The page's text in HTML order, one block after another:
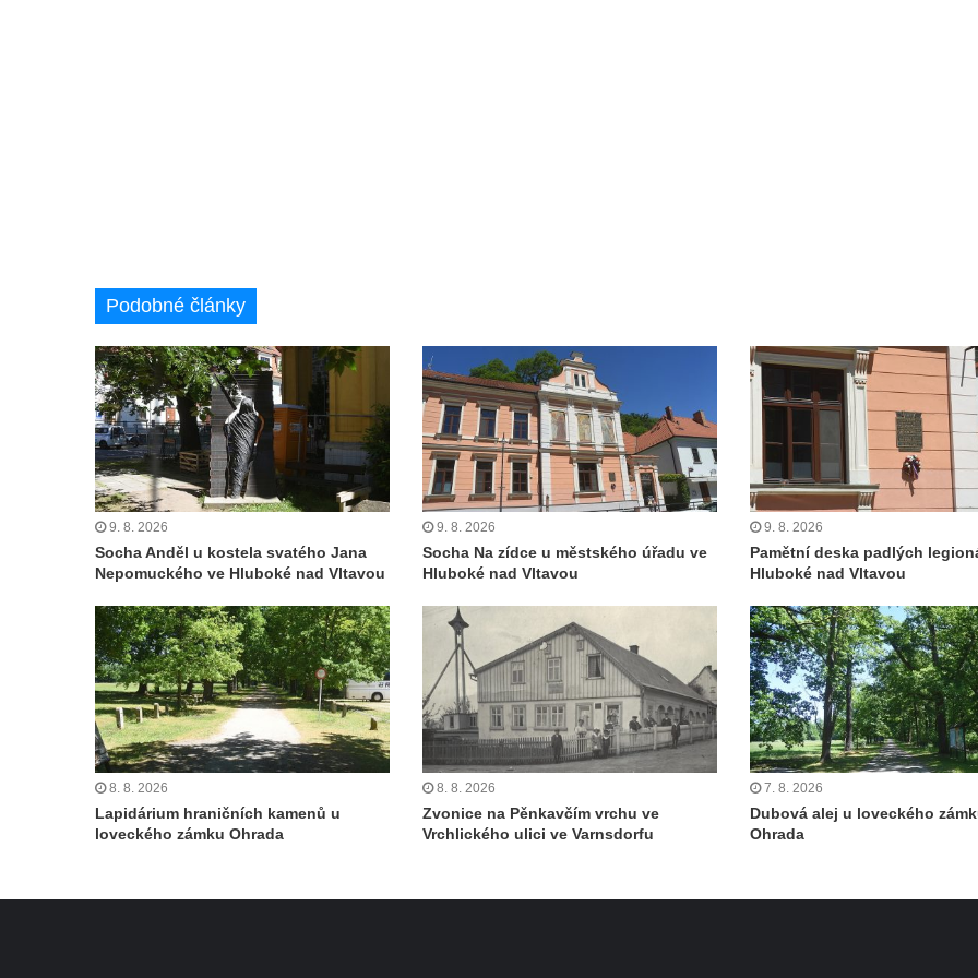
Podobné články
9. 8. 2026
Socha Anděl u kostela svatého Jana
Nepomuckého ve Hluboké nad Vltavou
9. 8. 2026
Socha Na zídce u městského úřadu ve
Hluboké nad Vltavou
9. 8. 2026
Pamětní deska padlých
Hluboké nad Vltavou
8. 8. 2026
Lapidárium hraničních kamenů u
loveckého zámku Ohrada
8. 8. 2026
Zvonice na Pěnkavčím vrchu ve
Vrchlického ulici ve Varnsdorfu
7. 8. 2026
Dubová alej u loveckého
Ohrada